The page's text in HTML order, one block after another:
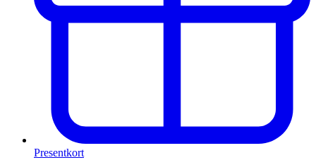
Presentkort